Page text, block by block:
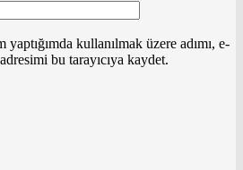
kullanılmak üzere adımı, e-
bu tarayıcıya kaydet.